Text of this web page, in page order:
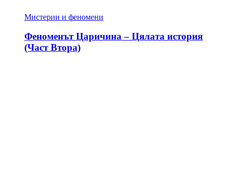
Мистерии и феномени
Феноменът Царичина – Цялата история
(Част Втора)